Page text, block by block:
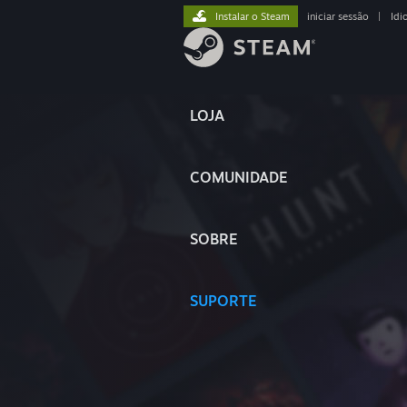
LOJA
COMUNIDADE
SOBRE
SUPORTE
Instalar o Steam iniciar sessão